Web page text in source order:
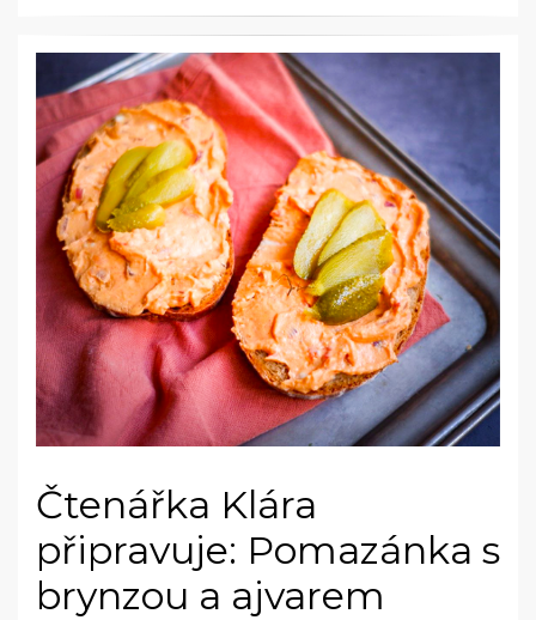
Čtenářka Klára
připravuje: Pomazánka s
brynzou a ajvarem